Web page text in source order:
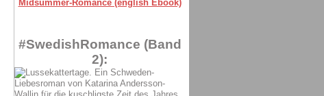
Midsummer-Romance (english Ebook)
#SwedishRomance (Band
2):